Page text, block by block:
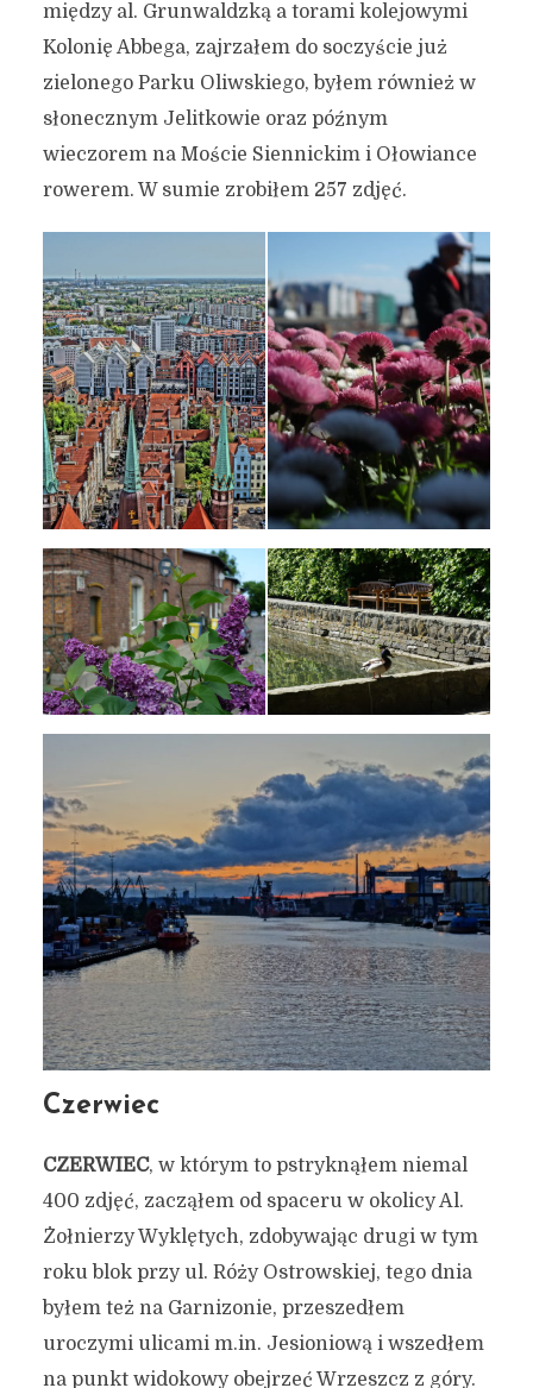
Jak widziałem Gdańsk w
2019 roku? Przegląd miejsc
między al. Grunwaldzką a torami kolejowymi
Kolonię Abbega, zajrzałem do soczyście już
zielonego Parku Oliwskiego, byłem również w
słonecznym Jelitkowie oraz późnym
wieczorem na Moście Siennickim i Ołowiance
rowerem. W sumie zrobiłem 257 zdjęć.
Czerwiec
CZERWIEC, w którym to pstryknąłem niemal
400 zdjęć, zacząłem od spaceru w okolicy Al.
Żołnierzy Wyklętych, zdobywając drugi w tym
roku blok przy ul. Róży Ostrowskiej, tego dnia
byłem też na Garnizonie, przeszedłem
uroczymi ulicami m.in. Jesioniową i wszedłem
na punkt widokowy obejrzeć Wrzeszcz z góry.